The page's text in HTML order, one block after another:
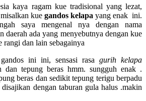
kaya ragam kue tradisional yang lezat,
kue gandos kelapa yang enak ini.
saya mengenal nya dengan nama
ada yang menyebutnya dengan kue
dan lain sebagainya
ini ini, sensasi rasa gurih kelapa
dan tepung beras hmm. sungguh enak .
beras dan sedikit tepung terigu berpadu
dengan taburan gula halus .makin